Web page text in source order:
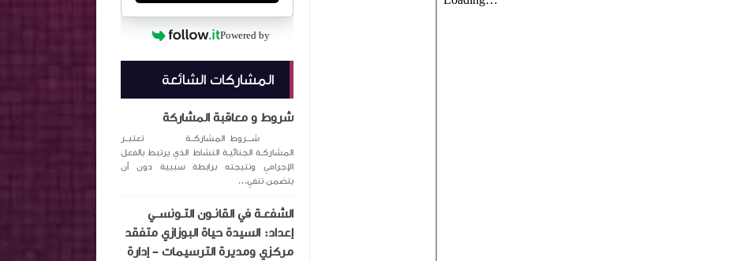
Powered by
المشاركات الشائعة
شروط و معاقبة المشاركة
شـــروط المشاركــة تعتبــر
المشاركـة الجنائيـة النشاط الذي يرتبط بالفعل
الإجرامي ونتيجته برابطة سببية دون أن
يتضمن تنفي...
الشفعـة في القانـون التـونســي
إعداد: السيدة حياة البوزازي متفقد
مركزي ومديرة الترسيمات – إدارة